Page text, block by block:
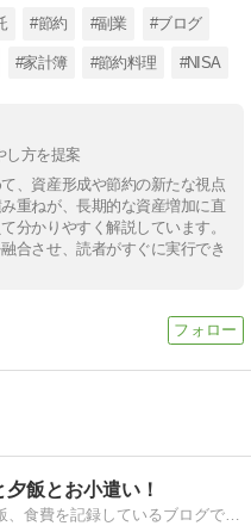
#節約 #副業 #ブログ
#家計簿 #節約料理 #NISA
し方を提案
、資産形成や節約の新たな視点
重ねが、長期的な資産増加に直
分かりやすく解説しています。
合させ、読者がすぐに実行でき
飯とお小遣い！
4人家族（小学生、保育園）の夕飯、食費を記録しているブログです。食費はだいたい月3万円！お小遣いのつかい道も。ネットでぼちぼちお小遣いも貯めています！